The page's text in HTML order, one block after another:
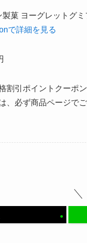
菓 ヨーグレットグ
で詳細を見る
割引ポイントクーポ
、必ず商品ページで